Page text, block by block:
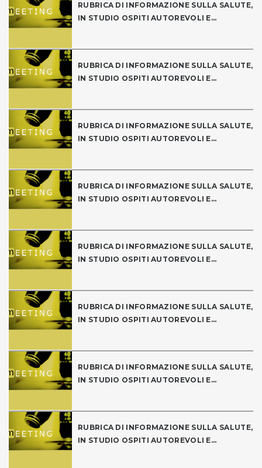
RUBRICA DI INFORMAZIONE SULLA SALUTE,
IN STUDIO OSPITI AUTOREVOLI E...
RUBRICA DI INFORMAZIONE SULLA SALUTE,
IN STUDIO OSPITI AUTOREVOLI E...
RUBRICA DI INFORMAZIONE SULLA SALUTE,
IN STUDIO OSPITI AUTOREVOLI E...
RUBRICA DI INFORMAZIONE SULLA SALUTE,
IN STUDIO OSPITI AUTOREVOLI E...
RUBRICA DI INFORMAZIONE SULLA SALUTE,
IN STUDIO OSPITI AUTOREVOLI E...
RUBRICA DI INFORMAZIONE SULLA SALUTE,
IN STUDIO OSPITI AUTOREVOLI E...
RUBRICA DI INFORMAZIONE SULLA SALUTE,
IN STUDIO OSPITI AUTOREVOLI E...
RUBRICA DI INFORMAZIONE SULLA SALUTE,
IN STUDIO OSPITI AUTOREVOLI E...